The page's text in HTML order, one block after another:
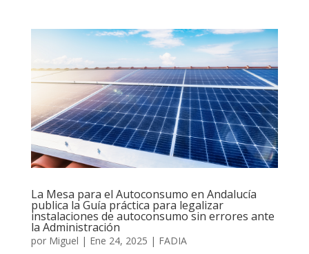
La Mesa para el Autoconsumo en Andalucía
publica la Guía práctica para legalizar
instalaciones de autoconsumo sin errores ante
la Administración
por Miguel | Ene 24, 2025 | FADIA